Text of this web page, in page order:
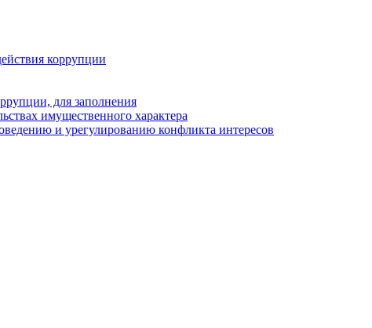
коррупции
для заполнения
имущественного характера
и урегулированию конфликта интересов